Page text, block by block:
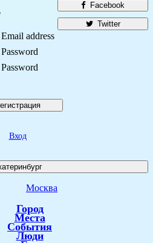
Facebook
Twitter
Email address
Password
Password
Вход
Москва
Город
Места
События
Люди